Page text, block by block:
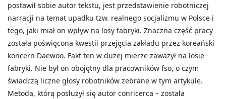
postawił sobie autor tekstu, jest przedstawienie robotniczej
narracji na temat upadku tzw. realnego socjalizmu w Polsce i
tego, jaki miał on wpływ na losy fabryki. Znaczna część pracy
została poświęcona kwestii przejęcia zakładu przez koreański
koncern Daewoo. Fakt ten w dużej mierze zaważył na losie
fabryki. Nie był on obojętny dla pracowników fso, o czym
świadczą liczne głosy robotników zebrane w tym artykule.
Metoda, którą posłużył się autor conricerca – została